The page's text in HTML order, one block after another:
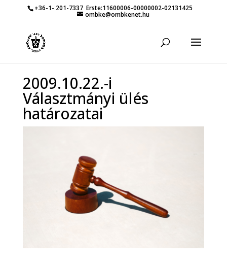
+36-1- 201-7337 Erste:11600006-00000002-02131425
ombke@ombkenet.hu
2009.10.22.-i
Választmányi ülés
határozatai